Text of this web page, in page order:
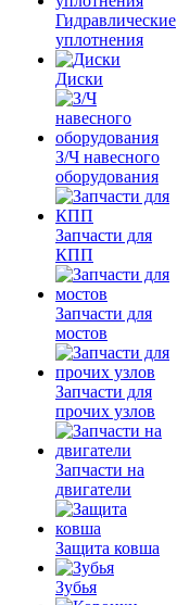
Гидравлические
уплотнения
Диски
З/Ч навесного
оборудования
Запчасти для
КПП
Запчасти для
мостов
Запчасти для
прочих узлов
Запчасти на
двигатели
Защита ковша
Зубья